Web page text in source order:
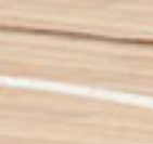
al